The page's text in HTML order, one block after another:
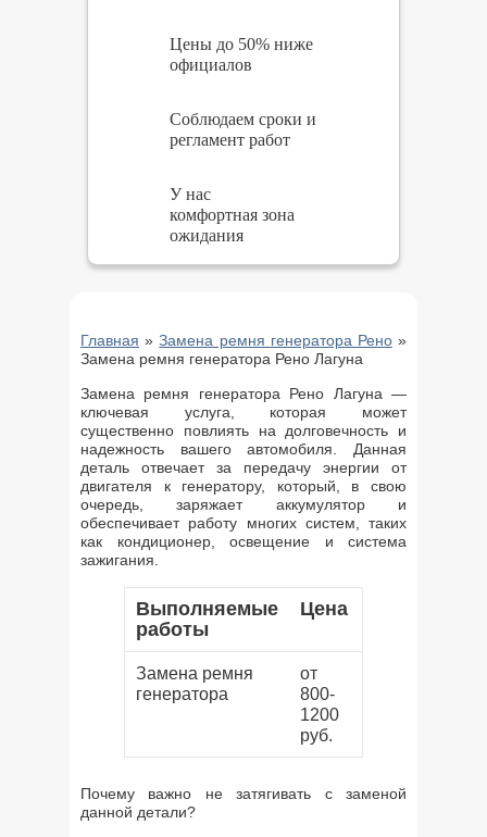
Цены до 50% ниже
официалов
Соблюдаем сроки и
регламент работ
У нас
комфортная зона
ожидания
Главная »Замена ремня генератора Рено»
Замена ремня генератора Рено Лагуна
Замена ремня генератора Рено Лагуна —
ключевая услуга, которая может
существенно повлиять на долговечность и
надежность вашего автомобиля. Данная
деталь отвечает за передачу энергии от
двигателя к генератору, который, в свою
очередь, заряжает аккумулятор и
обеспечивает работу многих систем, таких
как кондиционер, освещение и система
зажигания.
Выполняемые
работы
Цена
Замена ремня
генератора
от
800-
1200
руб.
Почему важно не затягивать с заменой
данной детали?